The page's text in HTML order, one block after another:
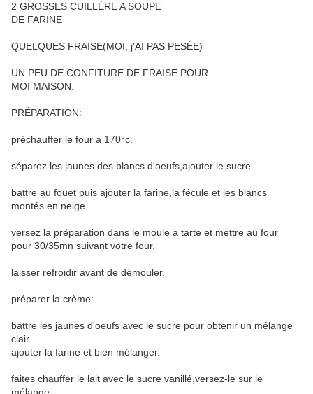
2 GROSSES CUILLÈRE A SOUPE
DE FARINE
QUELQUES FRAISE(MOI, j'AI PAS PESÉE)
UN PEU DE CONFITURE DE FRAISE POUR
MOI MAISON.
PRÉPARATION:
préchauffer le four a 170°c.
séparez les jaunes des blancs d'oeufs,ajouter le sucre
battre au fouet puis ajouter la farine,la fécule et les blancs
montés en neige.
versez la préparation dans le moule a tarte et mettre au four
pour 30/35mn suivant votre four.
laisser refroidir avant de démouler.
préparer la crème:
battre les jaunes d'oeufs avec le sucre pour obtenir un mélange
clair
ajouter la farine et bien mélanger.
faites chauffer le lait avec le sucre vanillé,versez-le sur le